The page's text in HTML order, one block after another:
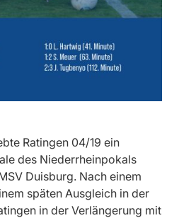
Ratingen 04/19 ein
des Niederrheinpokals
Duisburg. Nach einem
späten Ausgleich in der
in der Verlängerung mit